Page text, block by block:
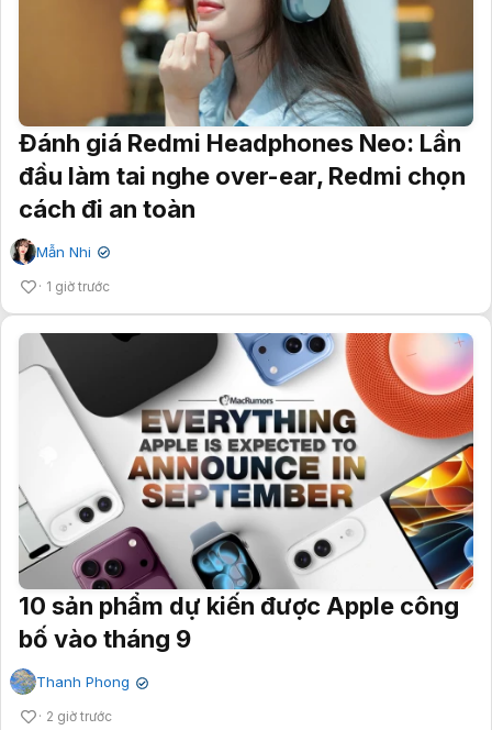
Đánh giá Redmi Headphones Neo: Lần
đầu làm tai nghe over-ear, Redmi chọn
cách đi an toàn
Mẫn Nhi ✔
1 giờ trước
10 sản phẩm dự kiến được Apple công
bố vào tháng 9
Thanh Phong ✔
2 giờ trước